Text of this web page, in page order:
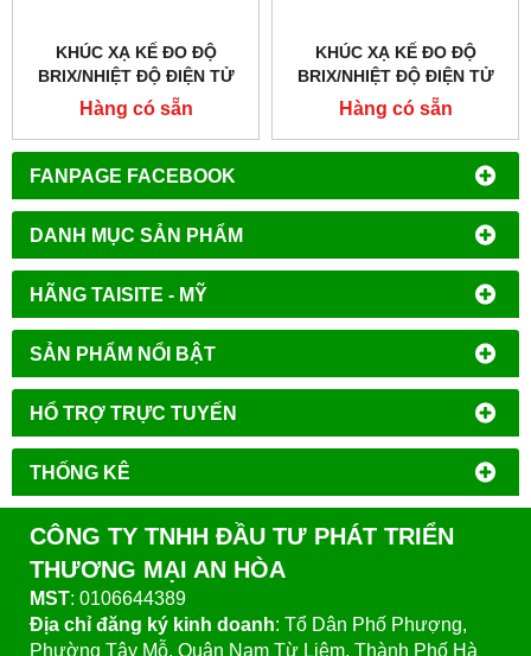
FANPAGE FACEBOOK
DANH MỤC SẢN PHẨM
HÃNG TAISITE - MỸ
SẢN PHẨM NỔI BẬT
HỔ TRỢ TRỰC TUYẾN
THỐNG KÊ
KHÚC XẠ KẾ ĐO ĐỘ
BRIX/NHIỆT ĐỘ ĐIỆN TỬ
MODEL:MA871
Hàng có sẵn
KHÚC XẠ KẾ ĐO ĐỘ
BRIX/NHIỆT ĐỘ ĐIỆN TỬ
MODEL:MA882
Hàng có sẵn
CÔNG TY TNHH ĐẦU TƯ PHÁT TRIỂN
THƯƠNG MẠI AN HÒA
MST: 0106644389
Địa chỉ đăng ký kinh doanh: Tổ Dân Phố Phượng,
Phường Tây Mỗ, Quận Nam Từ Liêm, Thành Phố Hà